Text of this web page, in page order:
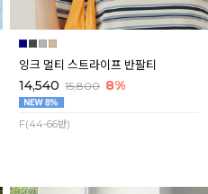
잉크 멀티 스트라이프 반팔티
14,540 15,800 8%
F(44-66반)